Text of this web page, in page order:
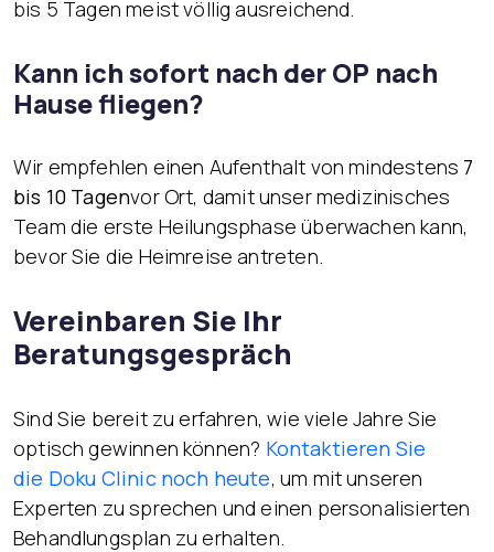
bis 5 Tagen meist völlig ausreichend.
Kann ich sofort nach der OP nach
Hause fliegen?
Wir empfehlen einen Aufenthalt von mindestens 7
bis 10 Tagenvor Ort, damit unser medizinisches
Team die erste Heilungsphase überwachen kann,
bevor Sie die Heimreise antreten.
Vereinbaren Sie Ihr
Beratungsgespräch
Sind Sie bereit zu erfahren, wie viele Jahre Sie
optisch gewinnen können? Kontaktieren Sie
die Doku Clinic noch heute, um mit unseren
Experten zu sprechen und einen personalisierten
Behandlungsplan zu erhalten.